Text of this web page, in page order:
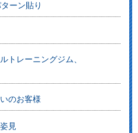
ーン貼り
トレーニングジム、
のお客様
見